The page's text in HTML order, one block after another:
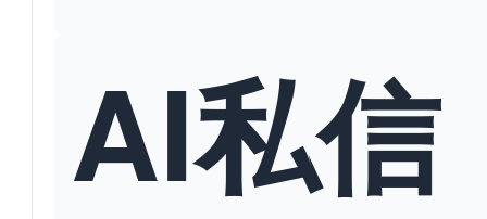
AI私信